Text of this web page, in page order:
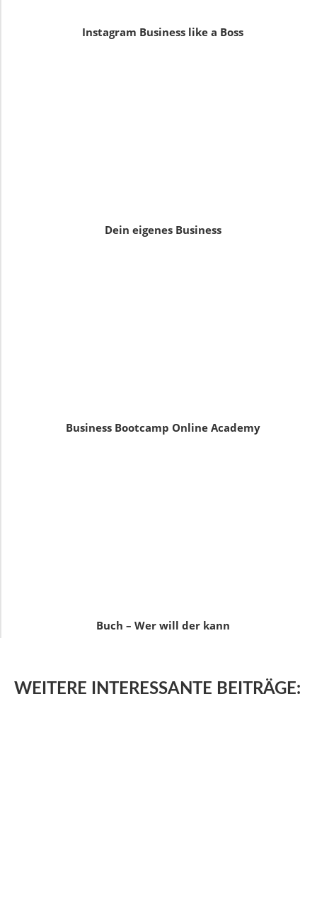
Instagram Business like a Boss
Dein eigenes Business
Business Bootcamp Online Academy
Buch – Wer will der kann
WEITERE INTERESSANTE BEITRÄGE: